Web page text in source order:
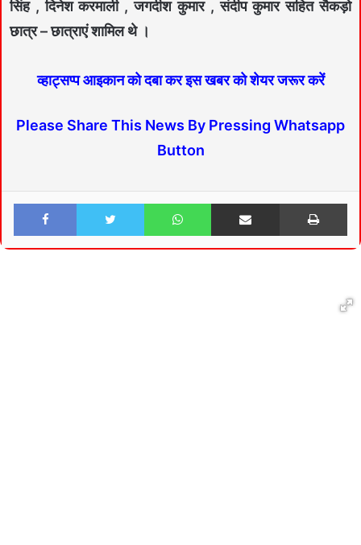
सिंह , दिनेश करमाली , जगदीश कुमार , संदीप कुमार सहित सैकड़ो
छात्र – छात्राएं शामिल थे ।
व्हाट्सप्प आइकान को दबा कर इस खबर को शेयर जरूर करें
Please Share This News By Pressing Whatsapp
Button
Facebook Twitter WhatsApp Share via Email Print